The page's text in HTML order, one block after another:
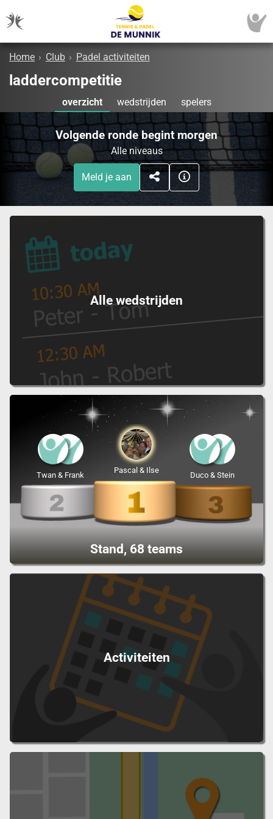
Home › Club › Padel activiteiten
laddercompetitie
overzicht wedstrijden spelers
Volgende ronde begint morgen
Alle niveaus
Meld je aan
Alle wedstrijden
Stand, 68 teams
Pascal & Ilse
Twan & Frank Duco & Stein
Activiteiten